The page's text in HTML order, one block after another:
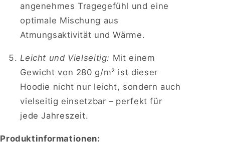
angenehmes Tragegefühl und eine
optimale Mischung aus
Atmungsaktivität und Wärme.
Leicht und Vielseitig: Mit einem
Gewicht von 280 g/m² ist dieser
Hoodie nicht nur leicht, sondern auch
vielseitig einsetzbar – perfekt für
jede Jahreszeit.
Produktinformationen: